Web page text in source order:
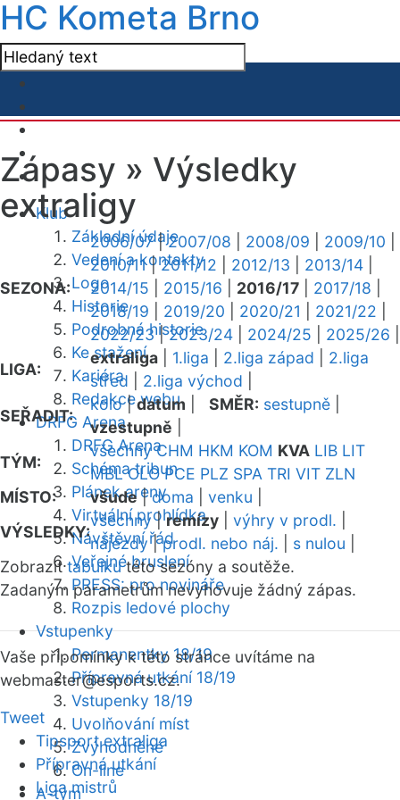
HC Kometa Brno
Klub
Základní údaje
Vedení a kontakty
Logo
Historie
Podrobná historie
Ke stažení
Kariéra
Redakce webu
DRFG Arena
DRFG Arena
Schéma tribun
Plánek areny
Virtuální prohlídka
Návštěvní řád
Veřejné bruslení
PRESS: pro novináře
Rozpis ledové plochy
Vstupenky
Permanentky 18/19
Přípravná utkání 18/19
Vstupenky 18/19
Uvolňování míst
Zvýhodněné
On-line
A-tým
Zápasy » Výsledky
extraligy
SEZONA:
2006/07|2007/08 2008/09 2009/10
2010/11|2011/12 2012/13 2013/14
2014/15
2015/16 2016/17 2017/18
2018/19
2019/20 2020/21 2021/22
2022/23|2023/24 2024/25 2025/26
LIGA:
extraliga 1.liga 2.liga západ
2.liga
střed
2.liga východ
SEŘADIT:
kolo|datum SMĚR: sestupně
vzestupně
TÝM:
všechny CHM HKM KOM KVA LIB LIT
MBL OLO PCE PLZ SPA TRI VIT ZLN
MÍSTO:
všude|doma venku
VÝSLEDKY:
všechny|remízy výhry v prodl.
nájezdy|prodl. nebo náj. s nulou
Zobrazittabulkutéto sezóny a soutěže.
Zadaným parametrům nevyhovuje žádný zápas.
Vaše připomínky k této stránce uvítáme na
webmaster@esports.cz.
Tweet
Tipsport extraliga
Přípravná utkání
Liga mistrů